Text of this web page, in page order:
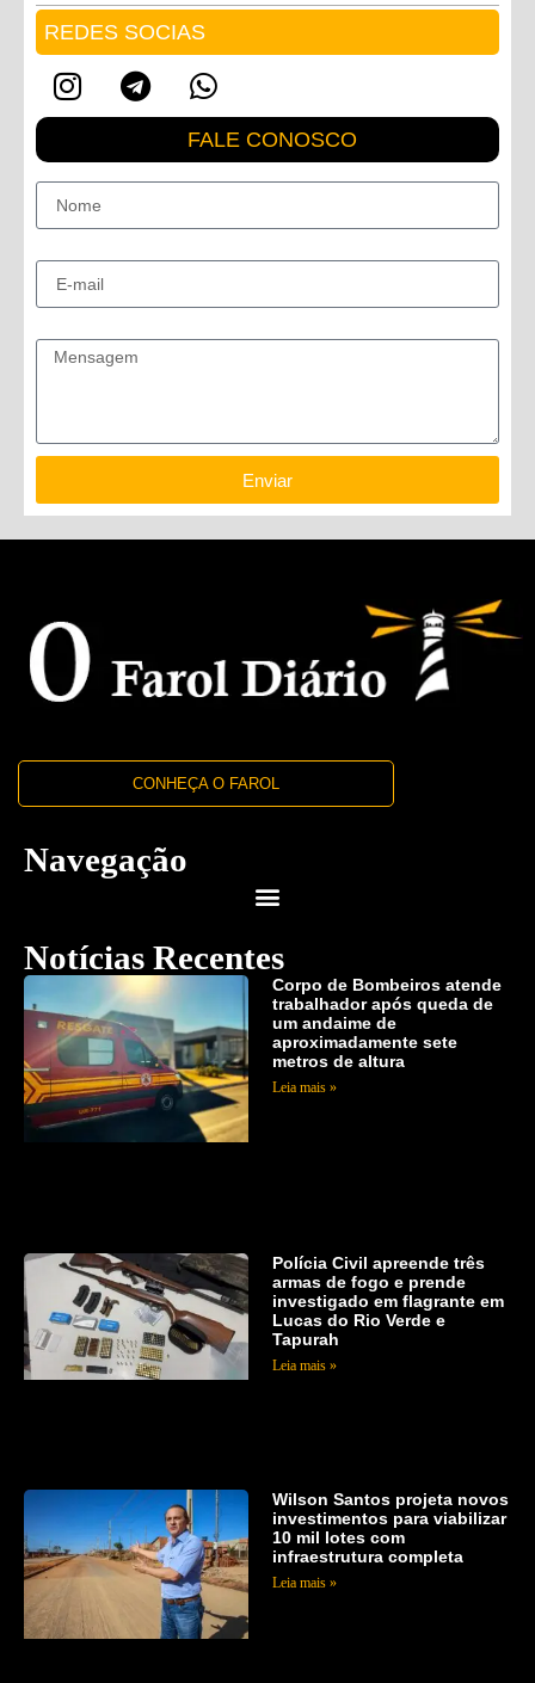
REDES SOCIAS
FALE CONOSCO
Enviar
CONHEÇA O FAROL
Navegação
Notícias Recentes
Corpo de Bombeiros atende
trabalhador após queda de
um andaime de
aproximadamente sete
metros de altura
Leia mais »
Polícia Civil apreende três
armas de fogo e prende
investigado em flagrante em
Lucas do Rio Verde e
Tapurah
Leia mais »
Wilson Santos projeta novos
investimentos para viabilizar
10 mil lotes com
infraestrutura completa
Leia mais »